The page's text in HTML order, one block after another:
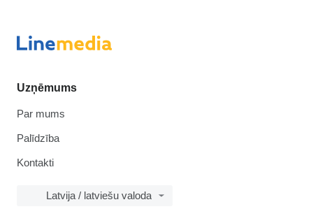
Uzņēmums
Par mums
Palīdzība
Kontakti
Latvija / latviešu valoda